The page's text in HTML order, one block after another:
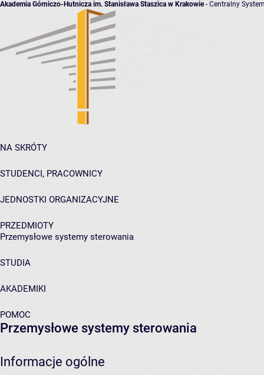
Akademia Górniczo-Hutnicza im. Stanisława Staszica w Krakowie- Centralny
NA SKRÓTY
STUDENCI, PRACOWNICY
JEDNOSTKI ORGANIZACYJNE
PRZEDMIOTY
Przemysłowe systemy sterowania
STUDIA
AKADEMIKI
POMOC
Przemysłowe systemy sterowania
Informacje ogólne